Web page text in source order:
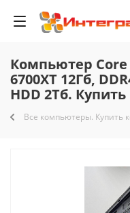
Компьютер Core
6700XT 12Гб,
HDD 2Тб.
Все компьютеры. Купить